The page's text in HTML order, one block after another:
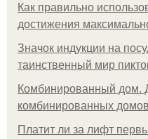
Как правильно
достижения
Значок индукции на
таинственный мир
Комбинированный дом.
комбинированных домов
Платит ли за лифт